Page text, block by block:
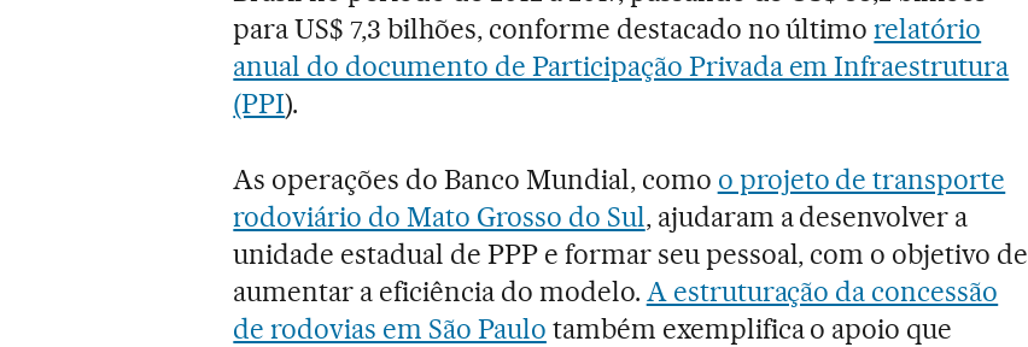
para US$ 7,3 bilhões, conforme destacado no últimorelatório
anual do documento de Participação Privada em Infraestrutura
(PPI).
As operações do Banco Mundial, como o projeto de transporte
rodoviário do Mato Grosso do Sul, ajudaram a desenvolver a
unidade estadual de PPP e formar seu pessoal, com o objetivo de
aumentar a eficiência do modelo. A estruturação da concessão
de rodovias em São Paulo também exemplifica o apoio que